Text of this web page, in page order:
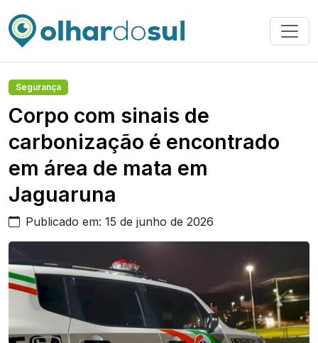
Segurança
Corpo com sinais de
carbonização é encontrado
em área de mata em
Jaguaruna
Publicado em: 15 de junho de 2026